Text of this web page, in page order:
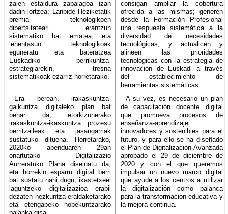
zaien estaldura zabalagoa izan
dadin lortzea; Lanbide Heziketatik
premia teknologikoen
dibertsitateari erantzun
sistematiko bat ematea, eta
lehentasun teknologikoak
eguneratu eta bateratzea
Euskadiko berrikuntza-
estrategiarekin, tresna
sistematikoak ezarriz horretarako.
consigan ampliar la cobertura
ofrecida a las mismas; generen
desde la Formación Profesional
una respuesta sistemática a la
diversidad de necesidades
tecnológicas; y actualicen y
alineen las prioridades
tecnológicas con la estrategia de
innovación de Euskadi a través
del establecimiento de
herramientas sistemáticas.
Era berean, irakaskuntza-
gaikuntza digitaleko plan bat
behar da, etorkizunerako
irakaskuntza-ikaskuntza prozesu
berritzaileak eta jasangarriak
sustatuko dituena. Horretarako,
2020ko abenduaren 29an
onartutako Digitalizazio
Aurreratuko Plana diseinatu da,
eta horrekin esparru digital berri
bat sustatu nahi dugu, ikastetxeei
laguntzeko digitalizazioa erabil
dezaten hezkuntza-eraldaketarako
eta etengabeko hobekuntzarako
A su vez, es necesario un plan
de capacitación docente digital
que promueva procesos de
enseñanza-aprendizaje
innovadores y sostenibles para el
futuro, y para ello se ha diseñado
el Plan de Digitalización Avanzada
aprobado el 29 de diciembre de
2020 y con el que queremos
impulsar un nuevo marco digital
que ayude a los centros a utilizar
la digitalización como palanca
para la transformación educativa y
la mejora continua.